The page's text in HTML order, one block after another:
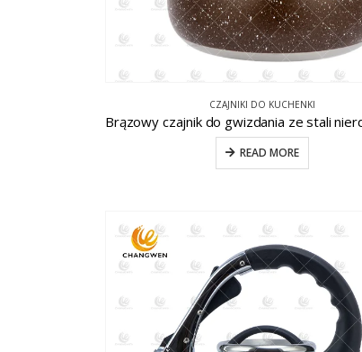
CZAJNIKI DO KUCHENKI
READ MORE